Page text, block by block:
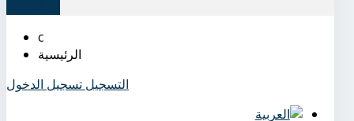
الرئيسية
التسجيل تسجيل الدخول